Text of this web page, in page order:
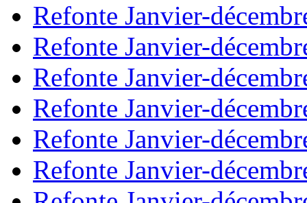
Refonte Janvier-
Refonte Janvier-
Refonte Janvier-
Refonte Janvier-
Refonte Janvier-
Refonte Janvier-